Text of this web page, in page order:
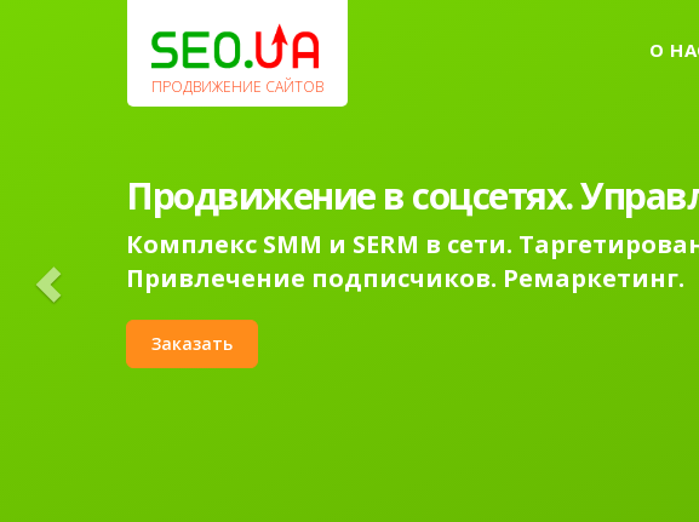
ПРОДВИЖЕНИЕ САЙТОВ
О
Продвижение сайтов в
поисковых системах.
Раскрутка сайта в Гугл в топ-10 на первую
Контекстная реклама Google Ads.